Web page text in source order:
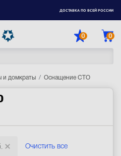
ДОСТАВКА ПО ВСЕЙ РОССИИ
0 0
и домкраты Оснащение СТО
Очистить все